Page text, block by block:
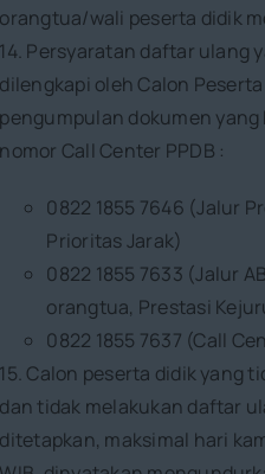
orangtua/wali peserta didik
14. Persyaratan daftar ulang
dilengkapi oleh Calon
pengumpulan dokumen
nomor Call Center PPDB :
0822 1855 7646 (Jalur
Prioritas Jarak)
0822 1855 7633 (Jalur
orangtua, Prestasi
0822 1855 7637 (Call
15. Calon peserta didik yang
dan tidak melakukan daftar
ditetapkan, maksimal hari